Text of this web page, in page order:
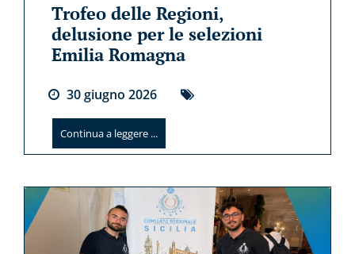
Trofeo delle Regioni,
delusione per le selezioni
Emilia Romagna
30giugno 2026
Continua a leggere ...